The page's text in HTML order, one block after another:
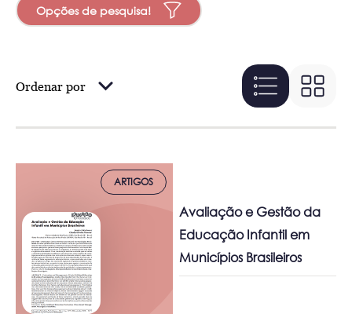
Opções de pesquisa!
Ordenar por
ARTIGOS
Avaliação e Gestão da
Educação Infantil em
Municípios Brasileiros